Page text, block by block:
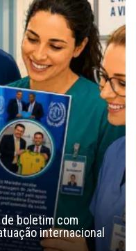
boletim com
internacional